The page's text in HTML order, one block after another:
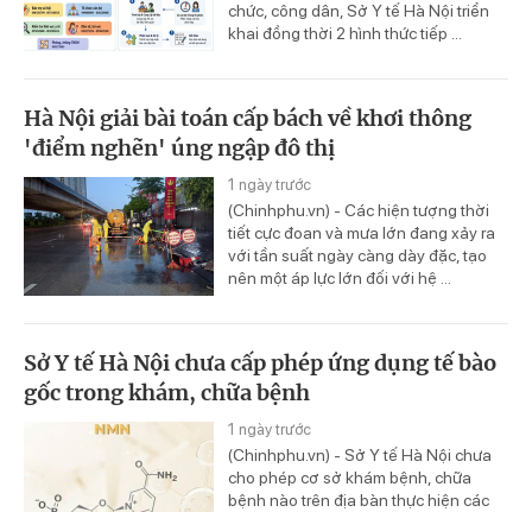
chức, công dân, Sở Y tế Hà Nội triển
khai đồng thời 2 hình thức tiếp ...
Hà Nội giải bài toán cấp bách về khơi thông
'điểm nghẽn' úng ngập đô thị
1 ngày trước
(Chinhphu.vn) - Các hiện tượng thời
tiết cực đoan và mưa lớn đang xảy ra
với tần suất ngày càng dày đặc, tạo
nên một áp lực lớn đối với hệ ...
Sở Y tế Hà Nội chưa cấp phép ứng dụng tế bào
gốc trong khám, chữa bệnh
1 ngày trước
(Chinhphu.vn) - Sở Y tế Hà Nội chưa
cho phép cơ sở khám bệnh, chữa
bệnh nào trên địa bàn thực hiện các